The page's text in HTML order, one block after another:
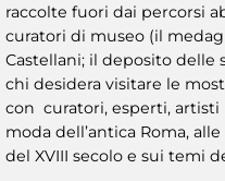
raccolte fuori dai percorsi
curatori di museo (il
Castellani; il deposito
chi desidera visitare le
con curatori, esperti, artisti
moda dell’antica Roma,
del XVIII secolo e sui temi